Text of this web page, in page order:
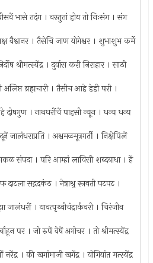
भासे तदंग । वस्तुतां होय तो निःसंग । संग
वैश्वानर । तैसेचि जाण योगेश्वर । शुभाशुभ कर्मे
श्रीमत्स्येंद्र । दुर्वास करी निराहार । साठी
ब्रह्मचारी । तैसीच आहे हेही परी ।
। नाथघरींचें पाहसी न्यून । धन्य धन्य
जालंधराप्रति । अश्वमळमूत्रगर्ती । निक्षेपिलें
संपदा । परि आम्हां लाविसी शब्दबाधा । हें
दाटला सद्गदकंठ । नेत्राश्रु स्त्रवती पटपट ।
। यावत्पृथ्वीचंद्रार्कवरी । चिरंजीव
पर । जो रुपें वेषें अगोचर । तो श्रीमत्स्येंद्र
नरेंद्र । की खगांमाजी खगेंद्र । योगियांत मत्स्येंद्र